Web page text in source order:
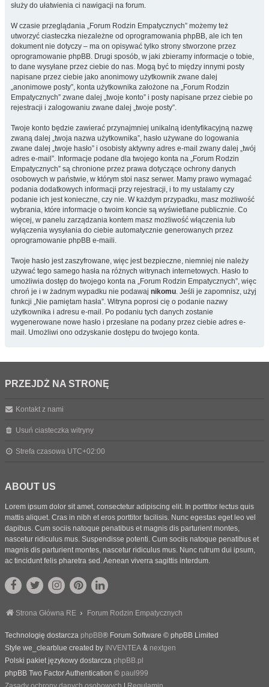
służy do ułatwienia ci nawigacji na forum.
W czasie przeglądania „Forum Rodzin Empatycznych” możemy też
utworzyć ciasteczka niezależne od oprogramowania phpBB, ale ich ten
dokument nie dotyczy – ma on opisywać tylko strony stworzone przez
oprogramowanie phpBB. Drugi sposób, w jaki zbieramy informacje o tobie,
to dane wysyłane przez ciebie do nas. Mogą być to między innymi posty
napisane przez ciebie jako anonimowy użytkownik zwane dalej
„anonimowe posty”, konta użytkownika założone na „Forum Rodzin
Empatycznych” zwane dalej „twoje konto” i posty napisane przez ciebie po
rejestracji i zalogowaniu zwane dalej „twoje posty”.
Twoje konto będzie zawierać przynajmniej unikalną identyfikacyjną nazwę
zwaną dalej „twoja nazwa użytkownika”, hasło używane do logowania
zwane dalej „twoje hasło” i osobisty aktywny adres e-mail zwany dalej „twój
adres e-mail”. Informacje podane dla twojego konta na „Forum Rodzin
Empatycznych” są chronione przez prawa dotyczące ochrony danych
osobowych w państwie, w którym stoi nasz serwer. Mamy prawo wymagać
podania dodatkowych informacji przy rejestracji, i to my ustalamy czy
podanie ich jest konieczne, czy nie. W każdym przypadku, masz możliwość
wybrania, które informacje o twoim koncie są wyświetlane publicznie. Co
więcej, w panelu zarządzania kontem masz możliwość włączenia lub
wyłączenia wysyłania do ciebie automatycznie generowanych przez
oprogramowanie phpBB e-maili.
Twoje hasło jest zaszyfrowane, więc jest bezpieczne, niemniej nie należy
używać tego samego hasła na różnych witrynach internetowych. Hasło to
umożliwia dostęp do twojego konta na „Forum Rodzin Empatycznych”, więc
chroń je i w żadnym wypadku nie podawaj nikomu. Jeśli je zapomnisz, użyj
funkcji „Nie pamiętam hasła”. Witryna poprosi cię o podanie nazwy
użytkownika i adresu e-mail. Po podaniu tych danych zostanie
wygenerowane nowe hasło i przesłane na podany przez ciebie adres e-
mail. Umożliwi ono odzyskanie dostępu do twojego konta.
PRZEJDŹ NA STRONĘ
Kontakt z nami
Usuń ciasteczka witryny
Strefa czasowa UTC+02:00
ABOUT US
Lorem ipsum dolor sit amet, consectetur adipiscing elit. In porttitor lectus quis
mattis aliquet. Cras in nibh et eros porttitor facilisis. Nunc egestas eget leo vel
dapibus. Cum sociis natoque penatibus et magnis dis parturient montes,
nascetur ridiculus mus. Suspendisse potenti. Cum sociis natoque penatibus et
magnis dis parturient montes, nascetur ridiculus mus. Nunc rutrum dui ipsum,
ac tincidunt felis pharetra sed. Aenean viverra sagittis interdum.
Strona Główna RE Forum Rodzin Empatycznych
Technologię dostarcza phpBB® Forum Software © phpBB Limited
Style we_clearblue created by INVENTEA & nextgen
Polski pakiet językowy dostarcza phpBB.pl
phpBB Two Factor Authentication © paul999